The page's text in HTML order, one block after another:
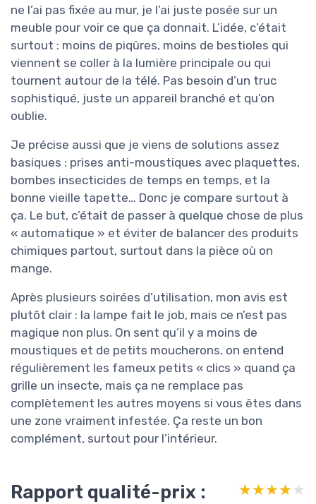
ne l’ai pas fixée au mur, je l’ai juste posée sur un
meuble pour voir ce que ça donnait. L’idée, c’était
surtout : moins de piqûres, moins de bestioles qui
viennent se coller à la lumière principale ou qui
tournent autour de la télé. Pas besoin d’un truc
sophistiqué, juste un appareil branché et qu’on
oublie.
Je précise aussi que je viens de solutions assez
basiques : prises anti-moustiques avec plaquettes,
bombes insecticides de temps en temps, et la
bonne vieille tapette… Donc je compare surtout à
ça. Le but, c’était de passer à quelque chose de plus
« automatique » et éviter de balancer des produits
chimiques partout, surtout dans la pièce où on
mange.
Après plusieurs soirées d’utilisation, mon avis est
plutôt clair : la lampe fait le job, mais ce n’est pas
magique non plus. On sent qu’il y a moins de
moustiques et de petits moucherons, on entend
régulièrement les fameux petits « clics » quand ça
grille un insecte, mais ça ne remplace pas
complètement les autres moyens si vous êtes dans
une zone vraiment infestée. Ça reste un bon
complément, surtout pour l’intérieur.
Rapport qualité-prix :
★★★★★
★★★★★